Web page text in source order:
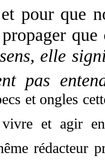
pour que
elle
pas
et ongles
et agir
rédacteur